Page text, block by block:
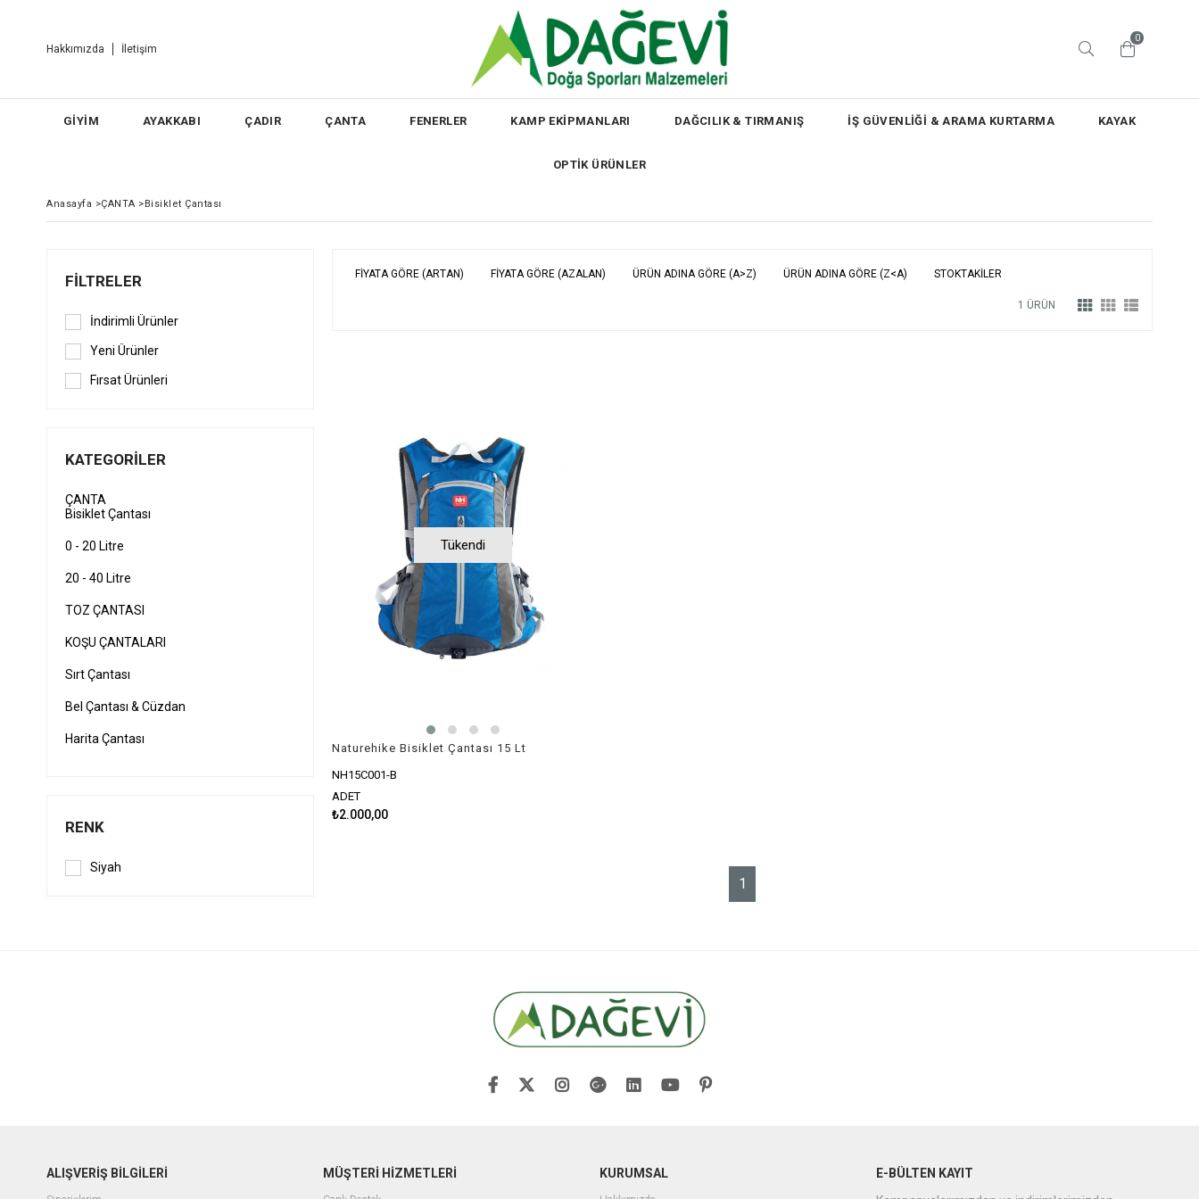
Hakkımızda İletişim
0
GİYİM AYAKKABI ÇADIR ÇANTA FENERLER KAMP EKİPMANLARI DAĞCILIK & TIRMANIŞ İŞ GÜVENLİĞİ & ARAMA KURTARMA KAYAK
OPTİK ÜRÜNLER
Anasayfa >ÇANTA >Bisiklet Çantası
FILTRELER
İndirimli Ürünler
Yeni Ürünler
Fırsat Ürünleri
KATEGORILER
ÇANTA
Bisiklet Çantası
0 - 20 Litre
20 - 40 Litre
TOZ ÇANTASI
KOŞU ÇANTALARI
Sırt Çantası
Bel Çantası & Cüzdan
Harita Çantası
Seyahat Çantaları
Su Taşıma Sistemli Çanta
RENK
Siyah
FIYATA GÖRE (ARTAN) FIYATA GÖRE (AZALAN) ÜRÜN ADINA GÖRE (A>Z) ÜRÜN ADINA GÖRE (Z<A) STOKTAKILER
1 ÜRÜN
Tükendi
Naturehike Bisiklet Çantası 15 Lt
NH15C001-B
ADET
₺2.000,00
1
ALIŞVERİŞ BİLGİLERİ MÜŞTERİ HİZMETLERİ KURUMSAL
E-BÜLTEN KAYIT